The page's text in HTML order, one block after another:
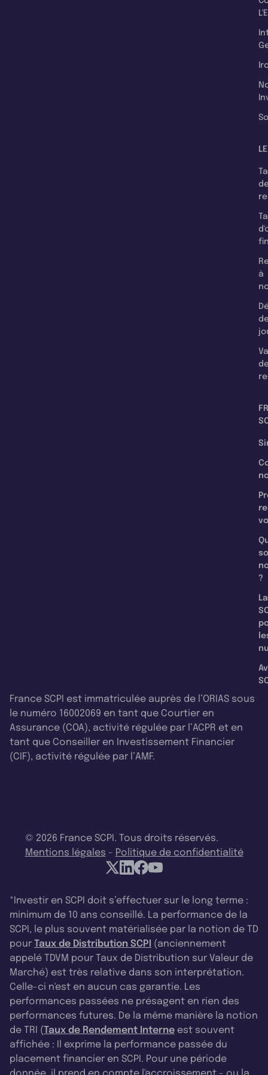
à
?
La
France SCPI est immatriculée auprès de l’ORIAS sous
le numéro 16002069 en tant que Courtier en
Assurance (COA), activité régulée par l’ACPR et en
tant que Conseiller en Investissement Financier
(CIF), activité régulée par l’AMF.
© 2026 France SCPI. Tous droits réservés.
Mentions légales - Politique de confidentialité
*Investir en SCPI doit s’effectuer sur le long terme :
minimum de 10 ans conseillé. La performance de la
SCPI, le plus souvent matérialisée par la notion de TD
pour Taux de Distribution SCPI (anciennement
appelé TDVM pour Taux de Distribution sur Valeur de
Marché) est très relative dans son interprétation.
Celle-ci n'est en aucun cas garantie. Les
performances passées ne présagent en rien des
performances futures. De la même manière la notion
de TRI (Taux de Rendement Interne est souvent
affichée : Il exprime la performance passée du
placement financier en SCPI. Pour une période